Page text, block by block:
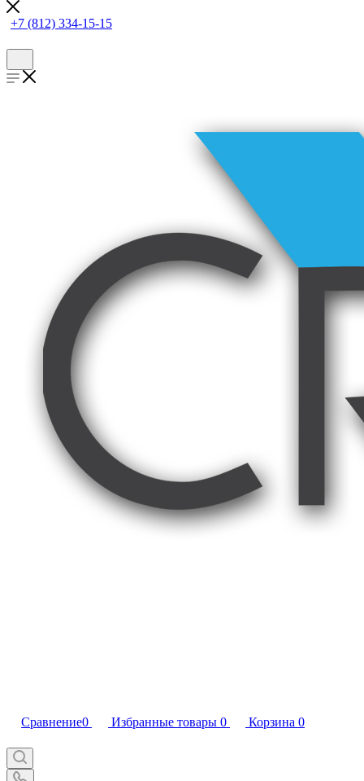
+7 (812) 334-15-15
Сравнение0 Избранные товары 0 Корзина 0